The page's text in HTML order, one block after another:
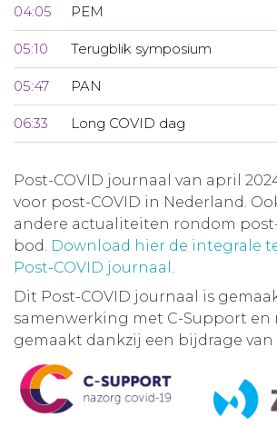
04:05 PEM
05:10 Terugblik symposium
05:47 PAN
06:33 Long COVID dag
Post-COVID journaal van april
voor post-COVID in Nederland.
andere actualiteiten rondom post-
bod. Download hier de integrale
Post-COVID journaal .
Dit Post-COVID journaal is
samenwerking met C-Support en
gemaakt dankzij een bijdrage van